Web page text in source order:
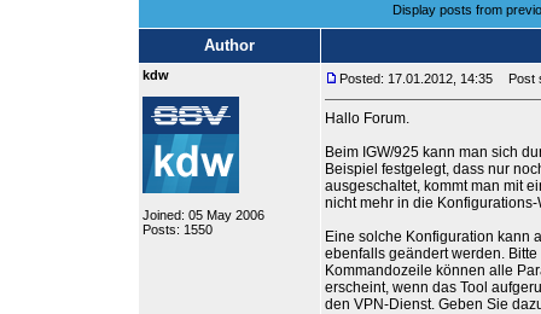
Display posts from
Author
kdw
Joined: 05 May 2006
Posts: 1550
Posted: 17.01.2012, 14:35 Post
Hallo Forum.
Beim IGW/925 kann man sich
Beispiel festgelegt, dass nur
ausgeschaltet, kommt man mit
nicht mehr in die
Eine solche Konfiguration kann
ebenfalls geändert werden.
Kommandozeile können alle
erscheint, wenn das Tool
den VPN-Dienst. Geben Sie